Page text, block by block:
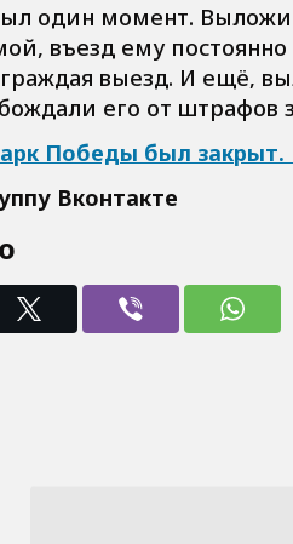
один момент.
въезд ему
выезд. И ещё,
его от штрафов
Победы был
Вконтакте